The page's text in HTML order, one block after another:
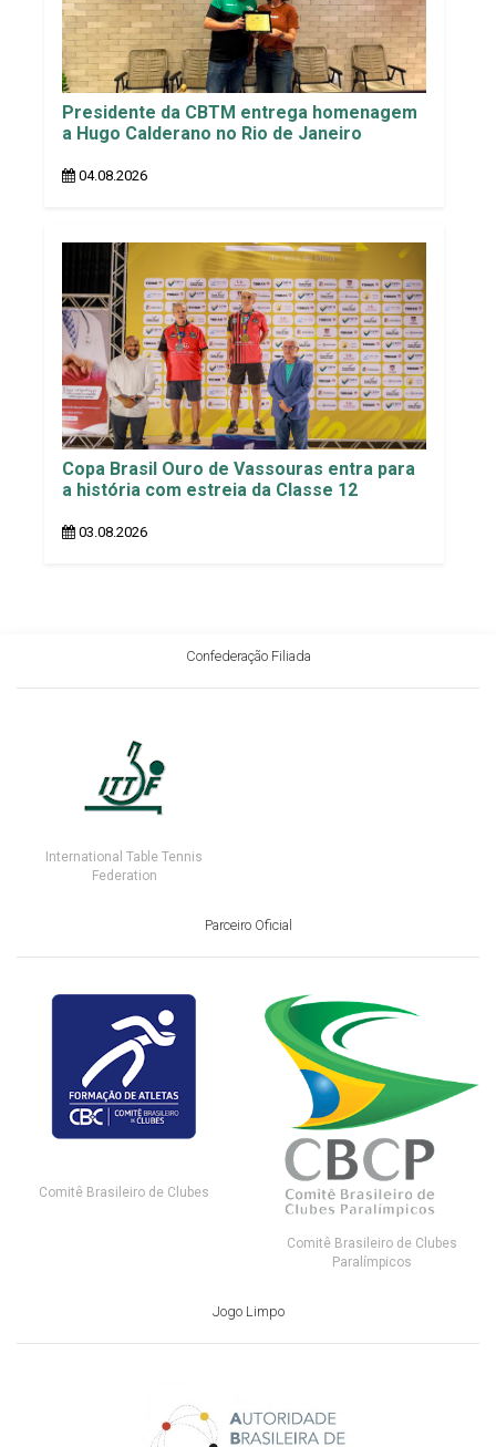
Presidente da CBTM entrega homenagem
a Hugo Calderano no Rio de Janeiro
04.08.2026
Copa Brasil Ouro de Vassouras entra para
a história com estreia da Classe 12
03.08.2026
Confederação Filiada
International Table Tennis
Federation
Parceiro Oficial
Comitê Brasileiro de Clubes
Comitê Brasileiro de Clubes
Paralímpicos
Jogo Limpo